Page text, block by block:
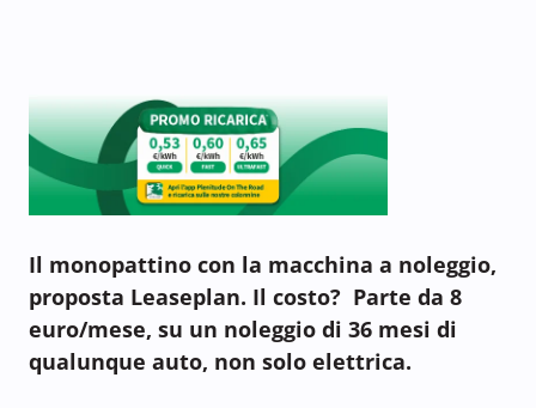
Il monopattino con la macchina a noleggio,
proposta Leaseplan. Il costo? Parte da 8
euro/mese, su un noleggio di 36 mesi di
qualunque auto, non solo elettrica.